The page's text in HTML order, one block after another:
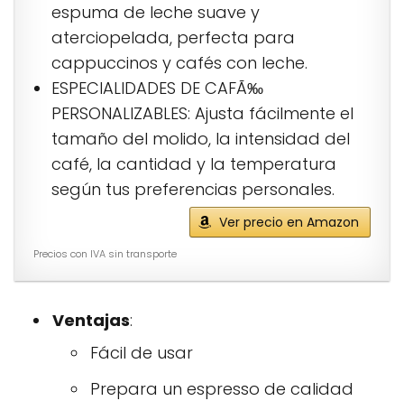
espuma de leche suave y
aterciopelada, perfecta para
cappuccinos y cafés con leche.
ESPECIALIDADES DE CAFÃ‰
PERSONALIZABLES: Ajusta fácilmente el
tamaño del molido, la intensidad del
café, la cantidad y la temperatura
según tus preferencias personales.
Ver precio en Amazon
Precios con IVA sin transporte
Ventajas:
Fácil de usar
Prepara un espresso de calidad